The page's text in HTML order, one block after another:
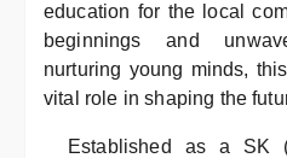
education for the local
beginnings and
nurturing young minds,
vital role in shaping the
Established as a SK